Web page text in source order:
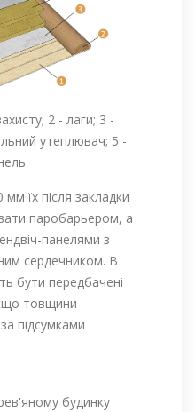
2 - лаги; 3 -
утеплювач; 5 -
їх після закладки
паробарьером, а
панелями з
сердечником. В
бути передбачені
товщини
підсумками
будинку